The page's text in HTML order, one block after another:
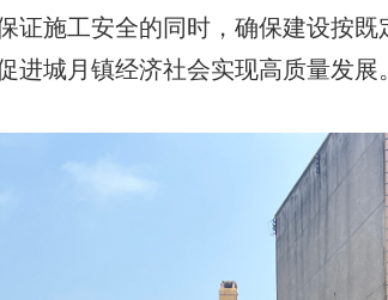
证施工安全的同时，确保建设按
进城月镇经济社会实现高质量发展。